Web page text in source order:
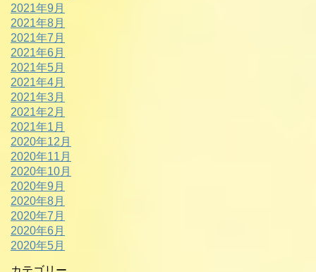
2021年9月
2021年8月
2021年7月
2021年6月
2021年5月
2021年4月
2021年3月
2021年2月
2021年1月
2020年12月
2020年11月
2020年10月
2020年9月
2020年8月
2020年7月
2020年6月
2020年5月